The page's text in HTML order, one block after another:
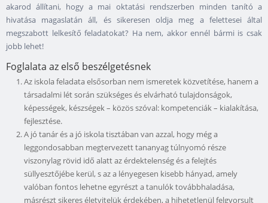
akarod állítani, hogy a mai oktatási rendszerben minden tanító a
hivatása magaslatán áll, és sikeresen oldja meg a felettesei által
megszabott lelkesítő feladatokat? Ha nem, akkor ennél bármi is csak
jobb lehet!
Foglalata az első beszélgetésnek
Az iskola feladata elsősorban nem ismeretek közvetítése, hanem a
társadalmi lét során szükséges és elvárható tulajdonságok,
képességek, készségek – közös szóval: kompetenciák – kialakítása,
fejlesztése.
A jó tanár és a jó iskola tisztában van azzal, hogy még a
leggondosabban megtervezett tananyag túlnyomó része
viszonylag rövid idő alatt az érdektelenség és a felejtés
süllyesztőjébe kerül, s az a lényegesen kisebb hányad, amely
valóban fontos lehetne egyrészt a tanulók továbbhaladása,
másrészt sikeres életvitelük érdekében, a hihetetlenül felgyorsult